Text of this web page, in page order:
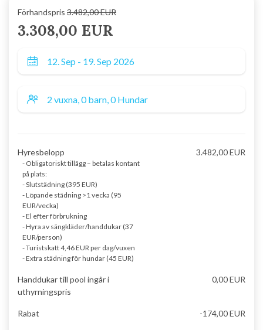
Förhandspris 3.482,00 EUR
3.308,00 EUR
Hyresbelopp
- Obligatoriskt tillägg – betalas kontant
på plats:
- Slutstädning (395 EUR)
- Löpande städning >1 vecka (95
EUR/vecka)
- El efter förbrukning
- Hyra av sängkläder/handdukar (37
EUR/person)
- Turistskatt 4,46 EUR per dag/vuxen
- Extra städning för hundar (45 EUR)
3.482,00 EUR
Handdukar till pool ingår i
uthyrningspris
0,00 EUR
Rabat -174,00 EUR